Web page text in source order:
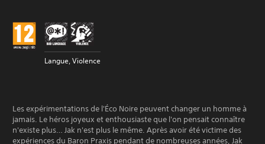
Langue, Violence
Les expérimentations de l'Éco Noire peuvent changer un homme à
jamais. Le héros joyeux et enthousiaste que l'on pensait connaître
n'existe plus… Jak n'est plus le même. Après avoir été victime des
expériences du Baron Praxis pendant de nombreuses années, Jak